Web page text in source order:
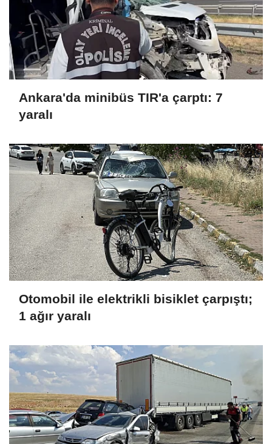
Ankara'da minibüs TIR'a çarptı: 7
yaralı
Otomobil ile elektrikli bisiklet çarpıştı;
1 ağır yaralı